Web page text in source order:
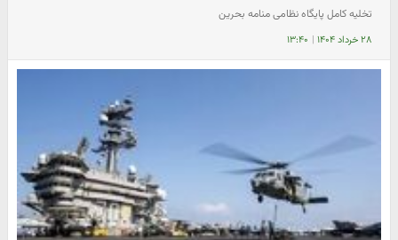
تخلیه کامل پایگاه نظامی منامه بحرین
۲۸ خرداد ۱۴۰۴ | ۱۳:۴۰